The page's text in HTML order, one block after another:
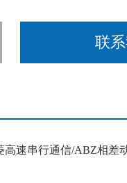
联
高速串行通信/ABZ相差